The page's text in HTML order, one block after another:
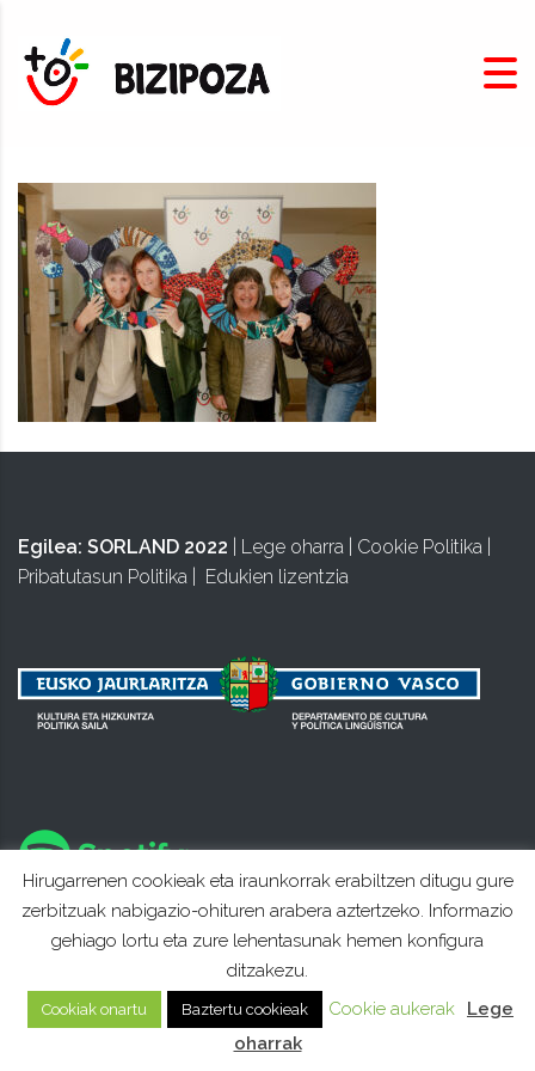
Egilea: SORLAND 2022 Lege oharra Cookie Politika
Pribatutasun Politika
Edukien lizentzia
Hirugarrenen cookieak eta iraunkorrak erabiltzen ditugu gure
zerbitzuak nabigazio-ohituren arabera aztertzeko. Informazio
gehiago lortu eta zure lehentasunak hemen konfigura
ditzakezu.
Cookiak onartu Baztertu cookieak Cookie aukerak
Lege
oharrak